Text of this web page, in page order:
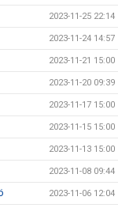
2023-11-25 22:14
2023-11-24 14:57
2023-11-21 15:00
2023-11-20 09:39
2023-11-17 15:00
2023-11-15 15:00
2023-11-13 15:00
2023-11-08 09:44
2023-11-06 12:04